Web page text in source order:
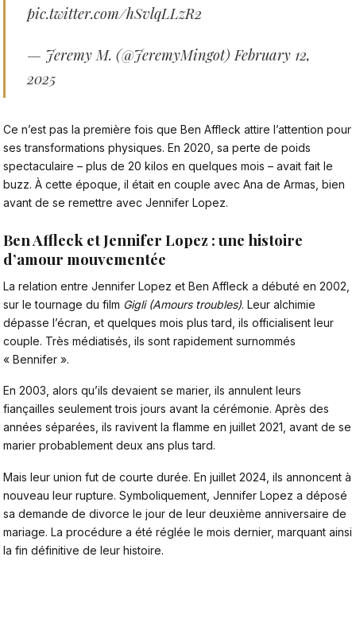
pic.twitter.com/hSvlqLLzR2
— Jeremy M. (@JeremyMingot) February 12,
2025
Ce n’est pas la première fois que Ben Affleck attire l’attention pour
ses transformations physiques. En 2020, sa perte de poids
spectaculaire – plus de 20 kilos en quelques mois – avait fait le
buzz. À cette époque, il était en couple avec Ana de Armas, bien
avant de se remettre avec Jennifer Lopez.
Ben Affleck et Jennifer Lopez : une histoire
d’amour mouvementée
La relation entre Jennifer Lopez et Ben Affleck a débuté en 2002,
sur le tournage du film Gigli (Amours troubles). Leur alchimie
dépasse l’écran, et quelques mois plus tard, ils officialisent leur
couple. Très médiatisés, ils sont rapidement surnommés
« Bennifer ».
En 2003, alors qu’ils devaient se marier, ils annulent leurs
fiançailles seulement trois jours avant la cérémonie. Après des
années séparées, ils ravivent la flamme en juillet 2021, avant de se
marier probablement deux ans plus tard.
Mais leur union fut de courte durée. En juillet 2024, ils annoncent à
nouveau leur rupture. Symboliquement, Jennifer Lopez a déposé
sa demande de divorce le jour de leur deuxième anniversaire de
mariage. La procédure a été réglée le mois dernier, marquant ainsi
la fin définitive de leur histoire.